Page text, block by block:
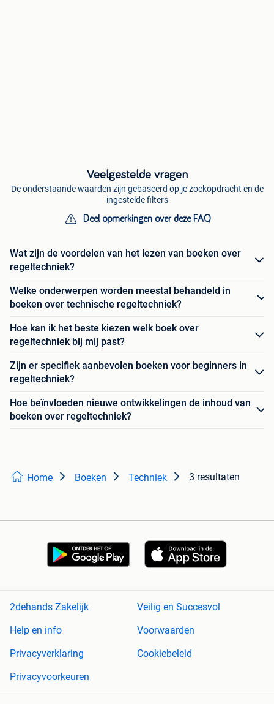
Veelgestelde vragen
De onderstaande waarden zijn gebaseerd op je zoekopdracht en de
ingestelde filters
Deel opmerkingen over deze FAQ
Wat zijn de voordelen van het lezen van boeken over
regeltechniek?
Welke onderwerpen worden meestal behandeld in
boeken over technische regeltechniek?
Hoe kan ik het beste kiezen welk boek over
regeltechniek bij mij past?
Zijn er specifiek aanbevolen boeken voor beginners in
regeltechniek?
Hoe beïnvloeden nieuwe ontwikkelingen de inhoud van
boeken over regeltechniek?
Home Boeken Techniek 3 resultaten
2dehands Zakelijk
Veilig en Succesvol
Help en info
Voorwaarden
Privacyverklaring
Cookiebeleid
Privacyvoorkeuren